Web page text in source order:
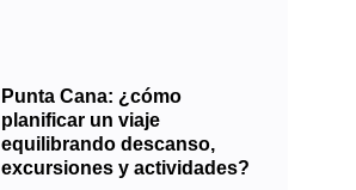
Punta Cana: ¿cómo
planificar un viaje
equilibrando descanso,
excursiones y actividades?